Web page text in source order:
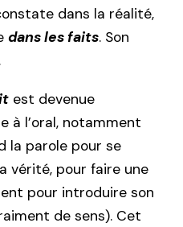
dans la réalité,
dans les faits. Son
.
est devenue
à l’oral, notamment
la parole pour se
vérité, pour faire une
pour introduire son
de sens). Cet